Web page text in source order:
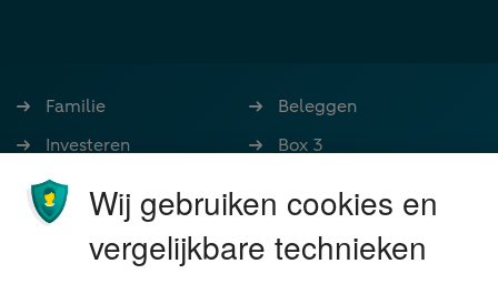
Familie
Investeren
Ondernemen
Stoppen met werken
Wonen
Beleggen
Box 3
Nalatenschap
Schenken
Wij gebruiken cookies en
vergelijkbare technieken